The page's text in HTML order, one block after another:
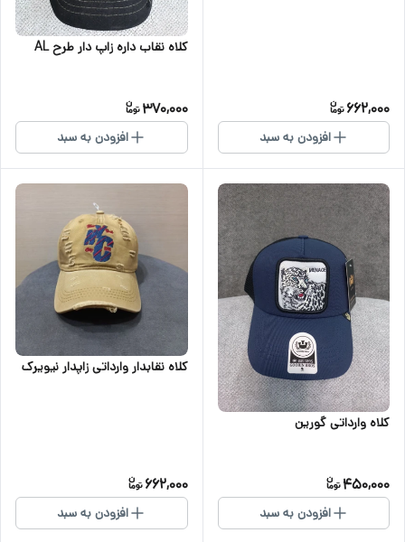
662,000
افزودن به سبد
کلاه نقاب داره زاپ دار طرح AL
370,000
افزودن به سبد
کلاه وارداتی گورین
450,000
افزودن به سبد
کلاه نقابدار وارداتی زاپدار نیویرک
662,000
افزودن به سبد